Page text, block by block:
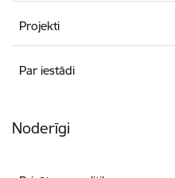
Projekti
Par iestādi
Noderīgi